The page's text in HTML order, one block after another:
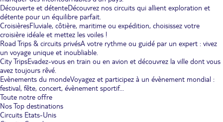
Découverte et détenteDécouvrez nos circuits qui allient exploration et
détente pour un équilibre parfait.
CroisièresFluviale, côtière, maritime ou expédition, choisissez votre
croisière idéale et mettez les voiles !
Road Trips & circuits privésA votre rythme ou guidé par un expert : vivez
un voyage unique et inoubliable.
City TripsEvadez-vous en train ou en avion et découvrez la ville dont vous
avez toujours rêvé.
Evènements du mondeVoyagez et participez à un évènement mondial :
festival, fête, concert, évènement sportif...
Toute notre offre
Nos Top destinations
Circuits Etats-Unis